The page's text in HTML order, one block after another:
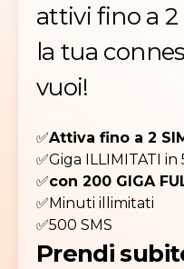
attivi fino a
la tua
vuoi!
✅Attiva fino a 2
✅Giga ILLIMITATI in
✅con 200 GIGA
✅Minuti illimitati
✅500 SMS
Prendi